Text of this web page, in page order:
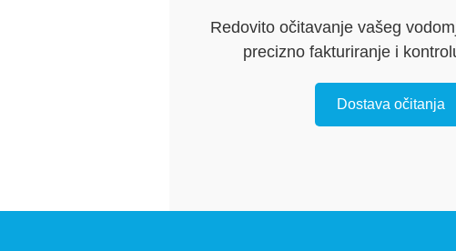
Redovito očitavanje vašeg
precizno fakturiranje i
Dostava očitanja